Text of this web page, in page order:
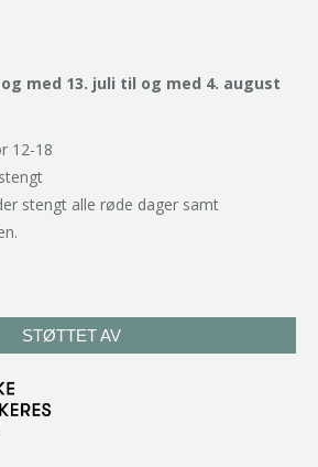
med 13. juli til og med 4. august
12-18
stengt alle røde dager samt
STØTTET AV